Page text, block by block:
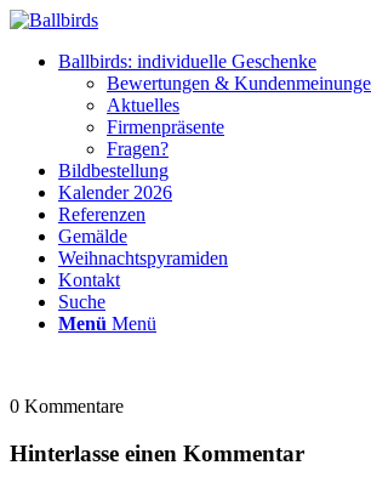
Ballbirds: individuelle Geschenke
Bewertungen &
Aktuelles
Firmenpräsente
Fragen?
Bildbestellung
Kalender 2026
Referenzen
Gemälde
Weihnachtspyramiden
Kontakt
Suche
Menü Menü
0 Kommentare
Hinterlasse einen Kommentar